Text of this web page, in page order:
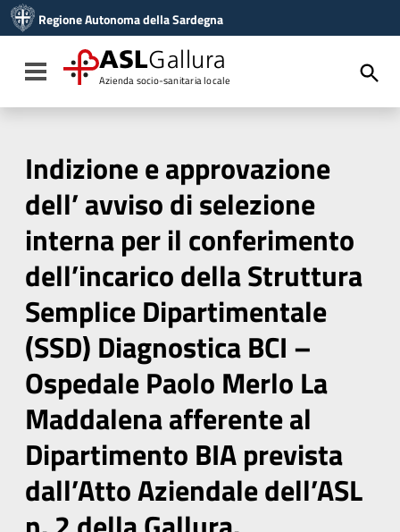
Vai al menu di navigazione
Vai al footer
Regione Autonoma della Sardegna
Toggle navigation
ASLGallura
Azienda socio-sanitaria locale
Indizione e approvazione
dell’ avviso di selezione
interna per il conferimento
dell’incarico della Struttura
Semplice Dipartimentale
(SSD) Diagnostica BCI –
Ospedale Paolo Merlo La
Maddalena afferente al
Dipartimento BIA prevista
dall’Atto Aziendale dell’ASL